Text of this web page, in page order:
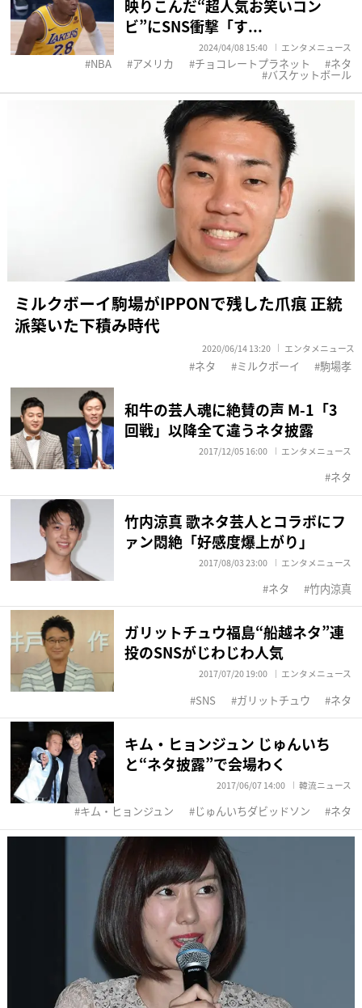
映りこんだ“超人気お笑いコン
ビ”にSNS衝撃「す...
2024/04/08 15:40 エンタメニュース
NBA アメリカ チョコレートプラネット ネタ
バスケットボール
ミルクボーイ駒場がIPPONで残した爪痕 正統
派築いた下積み時代
2020/06/14 13:20 エンタメニュース
ネタ ミルクボーイ 駒場孝
和牛の芸人魂に絶賛の声 M-1「3
回戦」以降全て違うネタ披露
2017/12/05 16:00 エンタメニュース
ネタ
竹内涼真 歌ネタ芸人とコラボにフ
ァン悶絶「好感度爆上がり」
2017/08/03 23:00 エンタメニュース
ネタ 竹内涼真
ガリットチュウ福島“船越ネタ”連
投のSNSがじわじわ人気
2017/07/20 19:00 エンタメニュース
SNS ガリットチュウ ネタ
キム・ヒョンジュン じゅんいち
と“ネタ披露”で会場わく
2017/06/07 14:00 韓流ニュース
キム・ヒョンジュン じゅんいちダビッドソン ネタ